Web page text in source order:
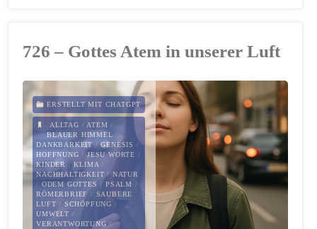
726 – Gottes Atem in unserer Luft
ERSTELLT MIT CHATGPT
ALLTAG / ATEM /
BLAUER HIMMEL /
DANKBARKEIT/GENESIS /
HOFFNUNG / JESU WORTE /
KINDER /KLIMA /
NACHHALTIGKEIT / NATUR
/ ODEM GOTTES / PSALM /
RÖMERBRIEF / SAUBERE
LUFT / SCHÖPFUNG /
UMWELT /
VERANTWORTUNG /